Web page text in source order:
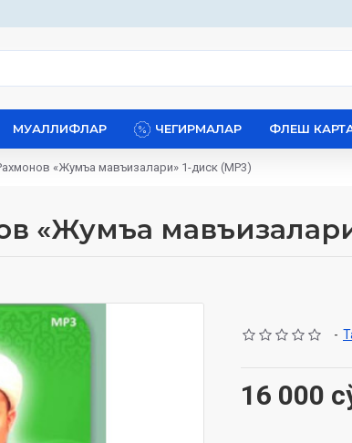
МУАЛЛИФЛАР ЧЕГИРМАЛАР ФЛЕШ
«Жумъа мавъизалари» 1-диск (МР3)
«Жумъа
-
16 000